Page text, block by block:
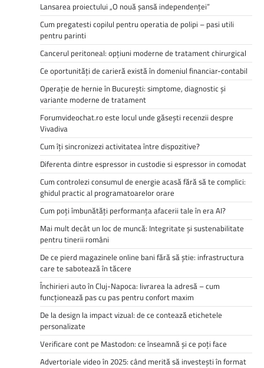
Lansarea proiectului „O nouă șansă independenței”
Cum pregatesti copilul pentru operatia de polipi – pasi utili
pentru parinti
Cancerul peritoneal: opțiuni moderne de tratament chirurgical
Ce oportunități de carieră există în domeniul financiar-contabil
Operație de hernie în București: simptome, diagnostic și
variante moderne de tratament
Forumvideochat.ro este locul unde găsești recenzii despre
Vivadiva
Cum îți sincronizezi activitatea între dispozitive?
Diferenta dintre espressor in custodie si espressor in comodat
Cum controlezi consumul de energie acasă fără să te complici:
ghidul practic al programatoarelor orare
Cum poți îmbunătăți performanța afacerii tale în era AI?
Mai mult decât un loc de muncă: Integritate și sustenabilitate
pentru tinerii români
De ce pierd magazinele online bani fără să știe: infrastructura
care te sabotează în tăcere
Închirieri auto în Cluj-Napoca: livrarea la adresă – cum
funcționează pas cu pas pentru confort maxim
De la design la impact vizual: de ce contează etichetele
personalizate
Verificare cont pe Mastodon: ce înseamnă și ce poți face
Advertoriale video în 2025: când merită să investești în format